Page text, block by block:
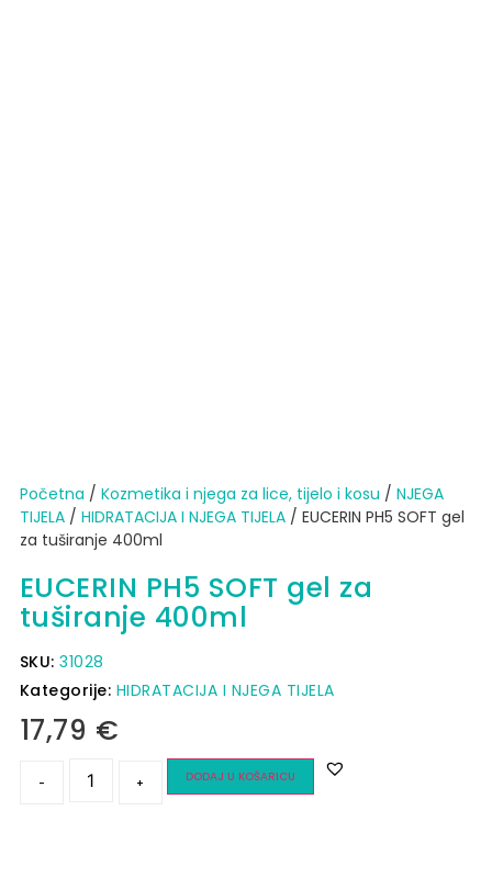
Početna / Kozmetika i njega za lice, tijelo i kosu / NJEGA
TIJELA/ HIDRATACIJA I NJEGA TIJELA/ EUCERIN PH5 SOFT gel
za tuširanje 400ml
EUCERIN PH5 SOFT gel za
tuširanje 400ml
SKU:31028
Kategorije: HIDRATACIJA I NJEGA TIJELA
17,79 €
- + DODAJ U KOŠARICU